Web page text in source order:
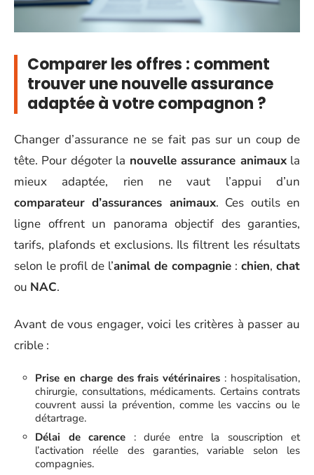
Comparer les offres : comment
trouver une nouvelle assurance
adaptée à votre compagnon ?
Changer d’assurance ne se fait pas sur un coup de
tête. Pour dégoter la nouvelle assurance animauxla
mieux adaptée, rien ne vaut l’appui d’un
comparateur d’assurances animaux. Ces outils en
ligne offrent un panorama objectif des garanties,
tarifs, plafonds et exclusions. Ils filtrent les résultats
selon le profil de l’animal de compagnie : chien, chat
ou NAC.
Avant de vous engager, voici les critères à passer au
crible :
Prise en charge des frais vétérinaires : hospitalisation,
chirurgie, consultations, médicaments. Certains contrats
couvrent aussi la prévention, comme les vaccins ou le
détartrage.
Délai de carence : durée entre la souscription et
l’activation réelle des garanties, variable selon les
compagnies.